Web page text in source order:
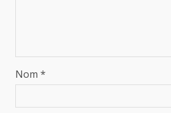
Nom *